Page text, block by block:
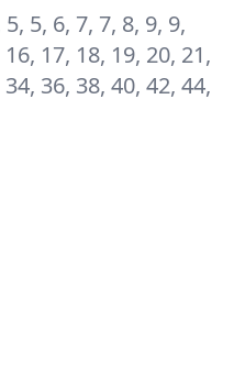
5, 6, 7, 7, 8, 9, 9,
17, 18, 19, 20, 21,
36, 38, 40, 42, 44,